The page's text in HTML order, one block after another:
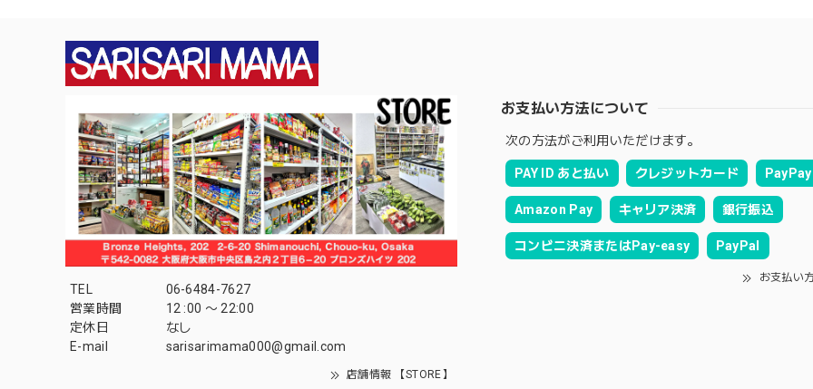
TEL
06-6484-7627
営業時間
12 :00 〜 22:00
定休日
なし
E-mail
sarisarimama000@gmail.com
店舗情報 【STORE】
お支払い方法について
次の方法がご利用いただけます。
PAY ID あと払い クレジットカード PayPay
Amazon Pay キャリア決済 銀行振込
コンビニ決済またはPay-easy PayPal
お支払い